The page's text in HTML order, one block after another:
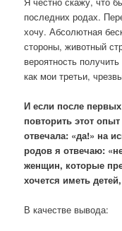
последних родах.
хочу. Абсолютная
стороны, животный
вероятность
как мои третьи,
И если после
повторить этот
отвечала: «да!» на
родов я отвечаю:
женщин, которые
хочется иметь
В качестве вывода: